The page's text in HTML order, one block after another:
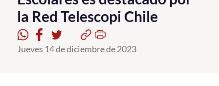
Vinculación con el Medio
Admisión
la Red Telescopi Chile
Jueves 14 de diciembre de 2023